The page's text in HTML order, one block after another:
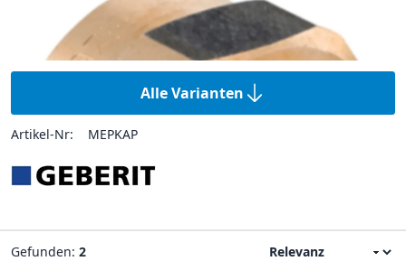
Alle Varianten
Artikel-Nr: MEPKAP
Gefunden: 2